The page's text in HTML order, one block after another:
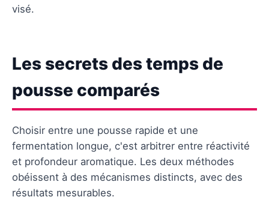
visé.
Les secrets des temps de
pousse comparés
Choisir entre une pousse rapide et une
fermentation longue, c'est arbitrer entre réactivité
et profondeur aromatique. Les deux méthodes
obéissent à des mécanismes distincts, avec des
résultats mesurables.